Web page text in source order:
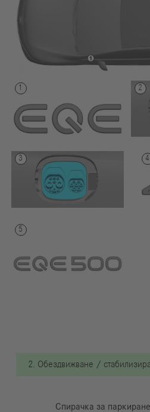
2. Обездвижване /
Спирачка за паркиране